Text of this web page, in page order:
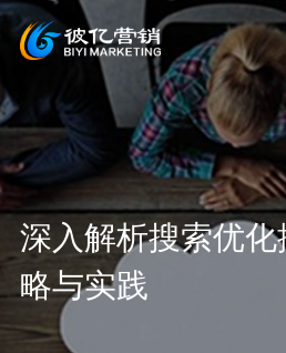
深入解析搜索优
略与实践